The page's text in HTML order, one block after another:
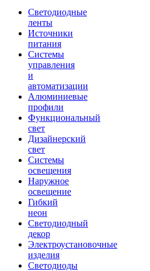
Светодиодные
ленты
Источники
питания
Системы
управления
и
автоматизации
Алюминиевые
профили
Функциональный
свет
Дизайнерский
свет
Системы
освещения
Наружное
освещение
Гибкий
неон
Светодиодный
декор
Электроустановочные
изделия
Светодиоды